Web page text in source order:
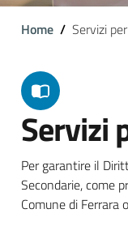
Home Servizi
Servizi
Per garantire il
Secondarie, come
Comune di Ferrara